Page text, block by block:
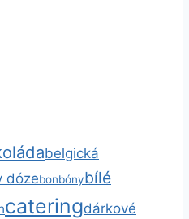
belgická
dózebonbónybílé
cateringdárkové